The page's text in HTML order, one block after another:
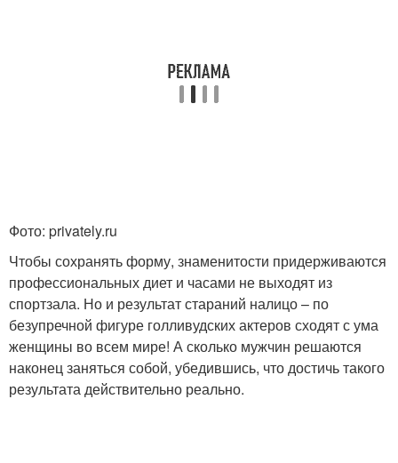
Фото: privately.ru
Чтобы сохранять форму, знаменитости придерживаются
профессиональных диет и часами не выходят из
спортзала. Но и результат стараний налицо – по
безупречной фигуре голливудских актеров сходят с ума
женщины во всем мире! А сколько мужчин решаются
наконец заняться собой, убедившись, что достичь такого
результата действительно реально.